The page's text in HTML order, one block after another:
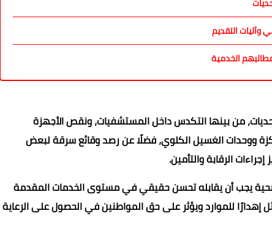
التقديم
الخدمية
من بينها التكدس داخل المستشفيات، ونقص الأجهزة
ووحدات الغسيل الكلوي، فضلًا عن رصد وقائع سرقة لبعض
الرقابة والتأمين.
على تطوير المنشآت الصحية يجب أن يقابله تحسن حقيقي في مستوى الخدمات المقدمة
للموارد ويؤثر على حق المواطنين في الحصول على الرعاية